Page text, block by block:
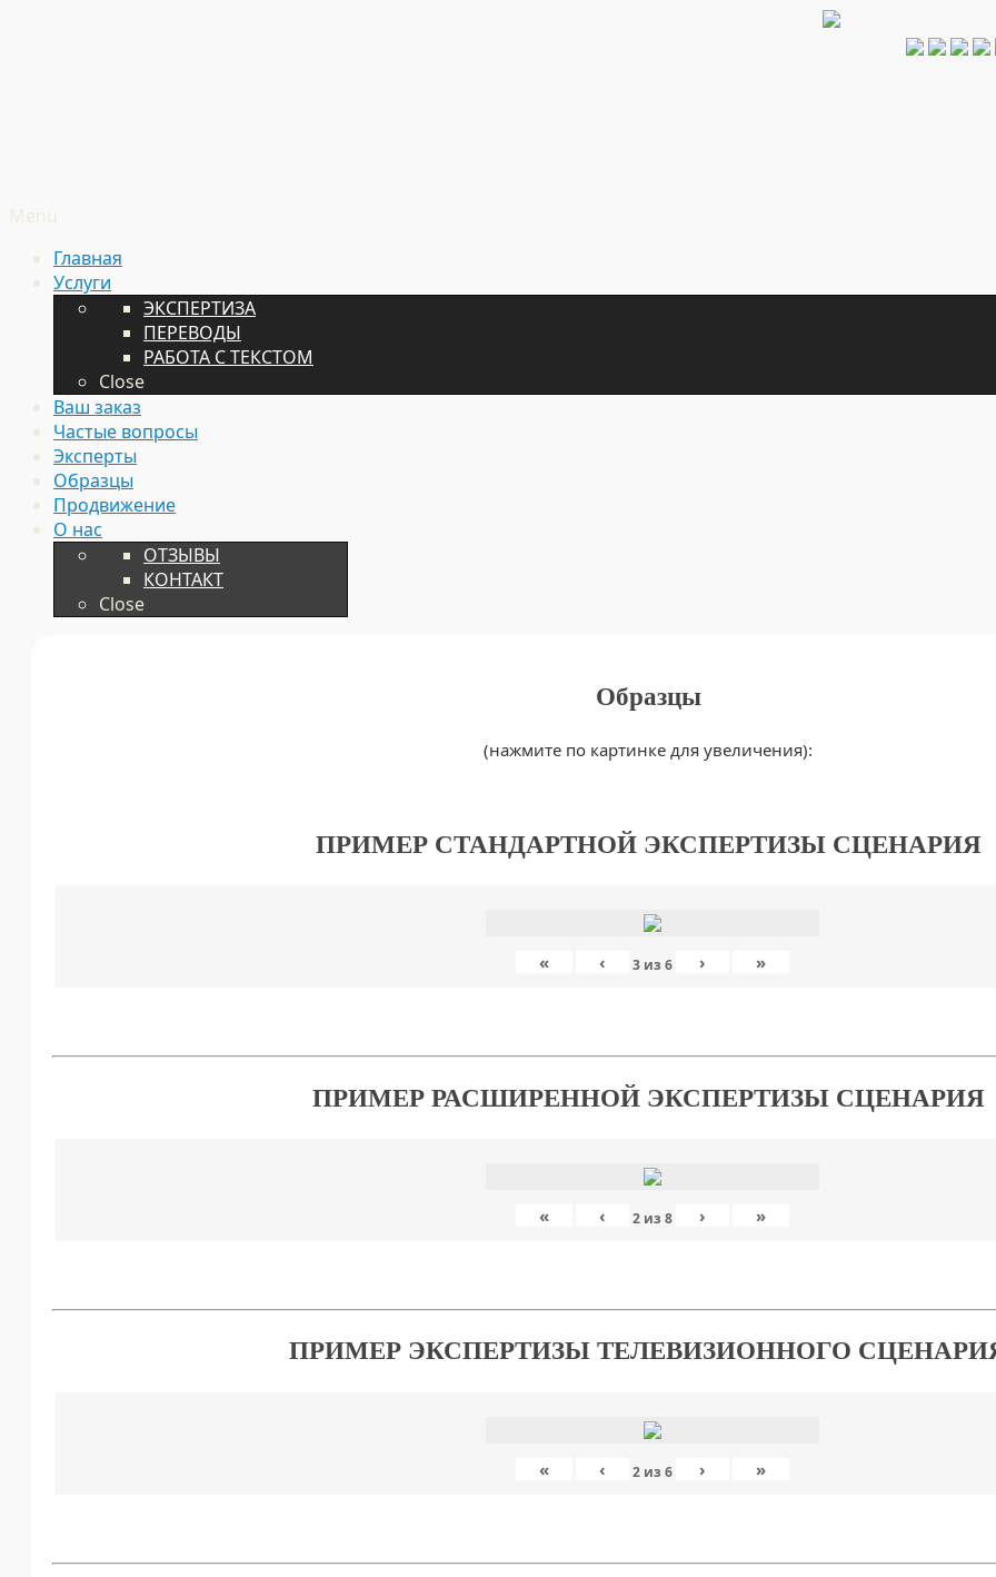
Menu
Главная
Услуги
ЭКСПЕРТИЗА
ПЕРЕВОДЫ
РАБОТА С ТЕКСТОМ
Close
Ваш заказ
Частые вопросы
Эксперты
Образцы
Продвижение
О нас
ОТЗЫВЫ
КОНТАКТ
Close
Образцы
(нажмите по картинке для увеличения):
ПРИМЕР СТАНДАРТНОЙ ЭКСПЕРТИЗЫ СЦЕНАРИЯ
« ‹ 3 из 6 › »
ПРИМЕР РАСШИРЕННОЙ ЭКСПЕРТИЗЫ СЦЕНАРИЯ
« ‹ 2 из 8 › »
ПРИМЕР ЭКСПЕРТИЗЫ ТЕЛЕВИЗИОННОГО
« ‹ 2 из 6 › »